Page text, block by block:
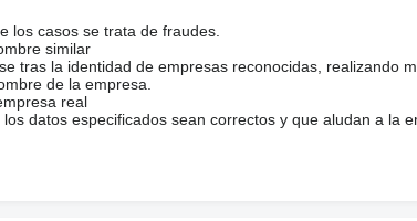
los casos se trata de fraudes.
similar
tras la identidad de empresas reconocidas, realizando
de la empresa.
real
datos especificados sean correctos y que aludan a la